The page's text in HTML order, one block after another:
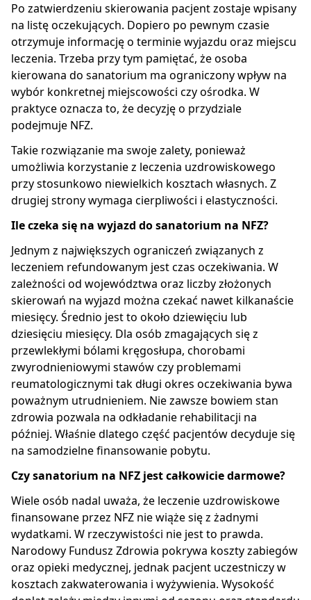
Po zatwierdzeniu skierowania pacjent zostaje wpisany
na listę oczekujących. Dopiero po pewnym czasie
otrzymuje informację o terminie wyjazdu oraz miejscu
leczenia. Trzeba przy tym pamiętać, że osoba
kierowana do sanatorium ma ograniczony wpływ na
wybór konkretnej miejscowości czy ośrodka. W
praktyce oznacza to, że decyzję o przydziale
podejmuje NFZ.
Takie rozwiązanie ma swoje zalety, ponieważ
umożliwia korzystanie z leczenia uzdrowiskowego
przy stosunkowo niewielkich kosztach własnych. Z
drugiej strony wymaga cierpliwości i elastyczności.
Ile czeka się na wyjazd do sanatorium na NFZ?
Jednym z największych ograniczeń związanych z
leczeniem refundowanym jest czas oczekiwania. W
zależności od województwa oraz liczby złożonych
skierowań na wyjazd można czekać nawet kilkanaście
miesięcy. Średnio jest to około dziewięciu lub
dziesięciu miesięcy. Dla osób zmagających się z
przewlekłymi bólami kręgosłupa, chorobami
zwyrodnieniowymi stawów czy problemami
reumatologicznymi tak długi okres oczekiwania bywa
poważnym utrudnieniem. Nie zawsze bowiem stan
zdrowia pozwala na odkładanie rehabilitacji na
później. Właśnie dlatego część pacjentów decyduje się
na samodzielne finansowanie pobytu.
Czy sanatorium na NFZ jest całkowicie darmowe?
Wiele osób nadal uważa, że leczenie uzdrowiskowe
finansowane przez NFZ nie wiąże się z żadnymi
wydatkami. W rzeczywistości nie jest to prawda.
Narodowy Fundusz Zdrowia pokrywa koszty zabiegów
oraz opieki medycznej, jednak pacjent uczestniczy w
kosztach zakwaterowania i wyżywienia. Wysokość